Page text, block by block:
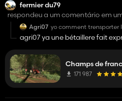
fermier du79
respondeu a um comentário em
Agri07 yo comment trensporter
canard ?
agri07 ya une bétaillere fait
Champs de
171 987